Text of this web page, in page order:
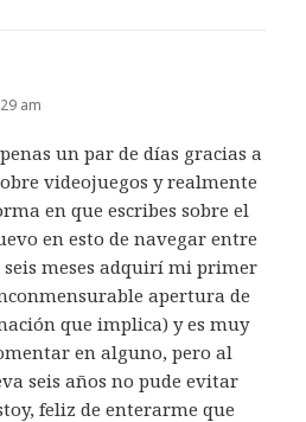
am
un par de días gracias a
videojuegos y realmente
en que escribes sobre el
en esto de navegar entre
seis meses adquirí mi primer
apertura de
que implica) y es muy
en alguno, pero al
seis años no pude evitar
feliz de enterarme que